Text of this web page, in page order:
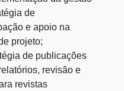
de
e apoio na
projeto;
de publicações
revisão e
revistas